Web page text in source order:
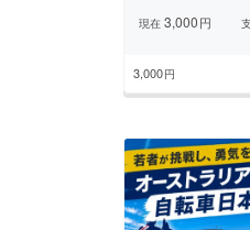
現在3,000円
3,000円